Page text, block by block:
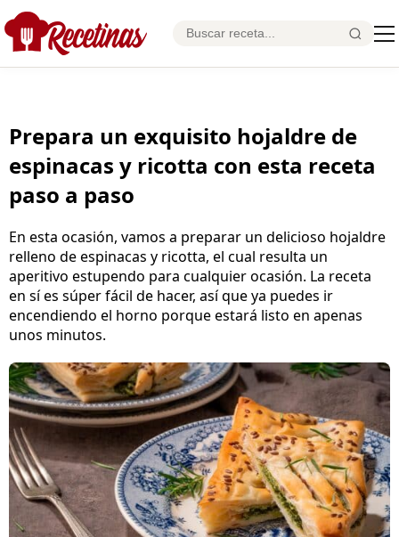
Prepara un exquisito hojaldre de
espinacas y ricotta con esta receta
paso a paso
En esta ocasión, vamos a preparar un delicioso hojaldre
relleno de espinacas y ricotta, el cual resulta un
aperitivo estupendo para cualquier ocasión. La receta
en sí es súper fácil de hacer, así que ya puedes ir
encendiendo el horno porque estará listo en apenas
unos minutos.